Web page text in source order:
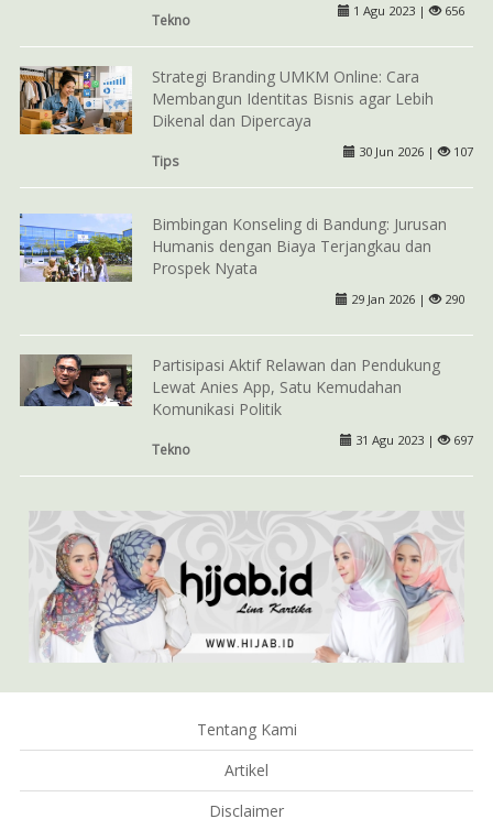
Tekno
1 Agu 2023 | 656
Strategi Branding UMKM Online: Cara
Membangun Identitas Bisnis agar Lebih
Dikenal dan Dipercaya
Tips
30 Jun 2026 | 107
Bimbingan Konseling di Bandung: Jurusan
Humanis dengan Biaya Terjangkau dan
Prospek Nyata
29 Jan 2026 | 290
Partisipasi Aktif Relawan dan Pendukung
Lewat Anies App, Satu Kemudahan
Komunikasi Politik
Tekno
31 Agu 2023 | 697
Tentang Kami
Artikel
Disclaimer